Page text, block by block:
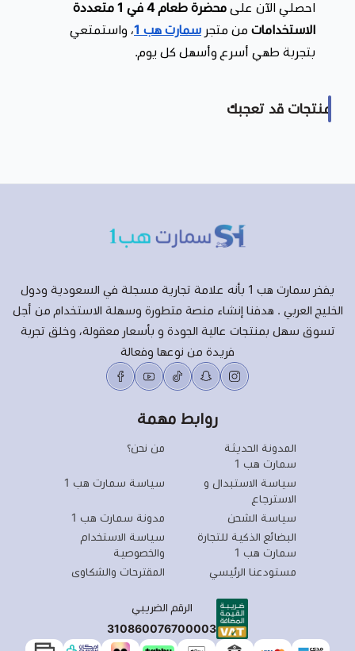
احصلي الآن على
محضرة طعام 4 في 1 متعددة
الاستخدامات من متجر سمارت هب 1
، واستمتعي
بتجربة طهي أسرع وأسهل كل يوم.
منتجات قد تعجبك
يفخر سمارت هب 1 بأنه علامة تجارية مسجلة في السعودية ودول
الخليج العربي . هدفنا إنشاء منصة متطورة وسهلة الاستخدام من أجل
تسوق سهل بمنتجات عالية الجودة و بأسعار معقولة، وخلق تجربة
فريدة من نوعها وفعالة
روابط مهمة
المدونة الحديثة
سمارت هب 1
من نحن؟
سياسة الاستبدال و
الاسترجاع
سياسة سمارت هب 1
سياسة الشحن
مدونة سمارت هب 1
البضائع الذكية للتجارة
سمارت هب 1
سياسة الاستخدام
والخصوصية
مستودعنا الرئيسي
المقترحات والشكاوى
الرقم الضريبي
310860076700003